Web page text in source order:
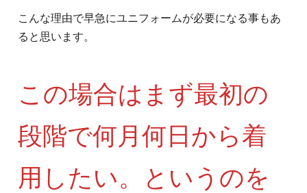
こんな理由で早急にユニフォームが必要になる事もあ
ると思います。
この場合はまず最初の
段階で何月何日から着
用したい。というのを